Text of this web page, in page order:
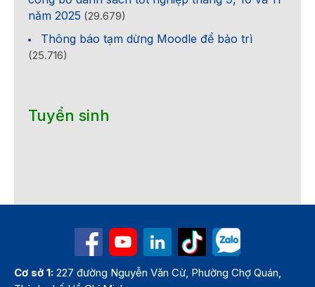
năm 2025 (29.679)
Thông báo tạm dừng Moodle để bảo trì
(25.716)
Tuyển sinh
Cơ sở 1: 227 đường Nguyễn Văn Cừ, Phường Chợ Quán,